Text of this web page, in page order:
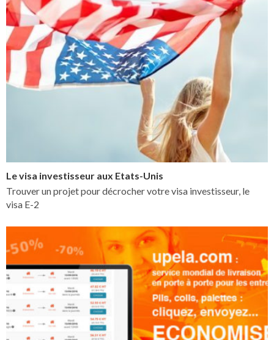
Le visa investisseur aux Etats-Unis
Trouver un projet pour décrocher votre visa investisseur, le
visa E-2